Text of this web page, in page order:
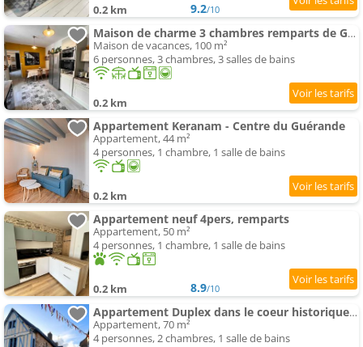
0.2 km 9.2/10
Maison de charme 3 chambres remparts de Guerande
Maison de vacances, 100 m²
6 personnes, 3 chambres, 3 salles de bains
0.2 km
Appartement Keranam - Centre du Guérande
Appartement, 44 m²
4 personnes, 1 chambre, 1 salle de bains
0.2 km
Appartement neuf 4pers, remparts
Appartement, 50 m²
4 personnes, 1 chambre, 1 salle de bains
0.2 km 8.9/10
Appartement Duplex dans le coeur historique de Guérande
Appartement, 70 m²
4 personnes, 2 chambres, 1 salle de bains